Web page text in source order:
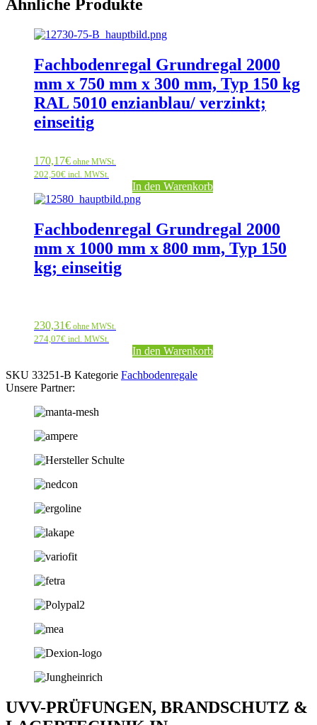
Ähnliche Produkte
Fachbodenregal Grundregal 2000
mm x 750 mm x 300 mm, Typ 150 kg
RAL 5010 enzianblau/ verzinkt;
einseitig
170,17€ ohne MWSt.
202,50€ incl. MWSt.
In den Warenkorb
Fachbodenregal Grundregal 2000
mm x 1000 mm x 800 mm, Typ 150
kg; einseitig
230,31€ ohne MWSt.
274,07€ incl. MWSt.
In den Warenkorb
SKU 33251-B Kategorie Fachbodenregale
Unsere Partner:
UVV-PRÜFUNGEN, BRANDSCHUTZ &